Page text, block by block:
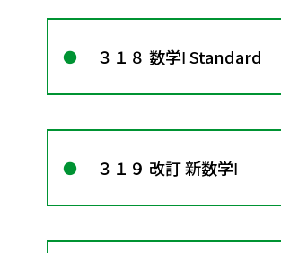
３１８ 数学Ⅰ Standard
３１９ 改訂 新数学Ⅰ